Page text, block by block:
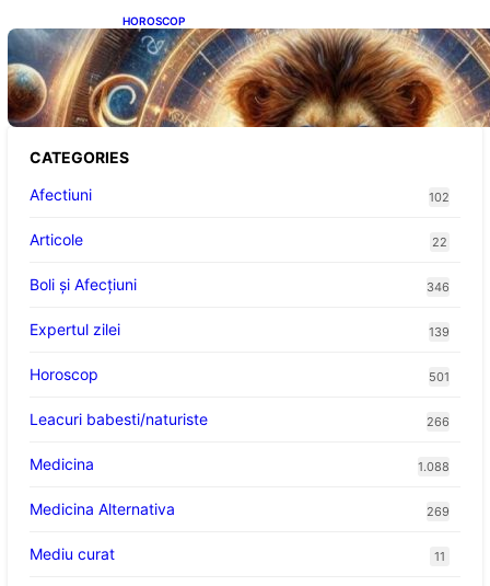
HOROSCOP
Portalul Leului 8/8: Oportunități de
Abundență pentru Cinci Zodii în 2026
CATEGORIES
Afectiuni
102
Articole 22
Boli și Afecțiuni 346
Expertul zilei 139
Horoscop 501
Leacuri babesti/naturiste 266
Medicina 1.088
Medicina Alternativa 269
Mediu curat 11